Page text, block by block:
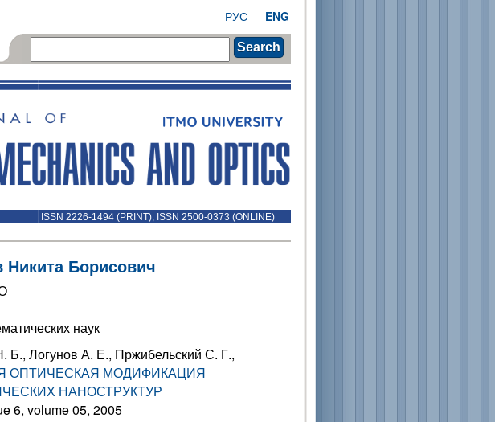
ENG
РУС
Search
ISSN 2226-1494 (PRINT), ISSN 2500-0373 (ONLINE)
Никита Борисович
наук
Б., Логунов А. Е., Пржибельский С. Г.,
ОПТИЧЕСКАЯ МОДИФИКАЦИЯ
НАНОСТРУКТУР
6, volume 05, 2005